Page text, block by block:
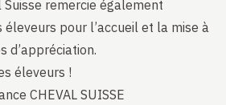
Suisse remercie également
pour l’accueil et la mise à
d’appréciation.
tous ces éleveurs !
CHEVAL SUISSE